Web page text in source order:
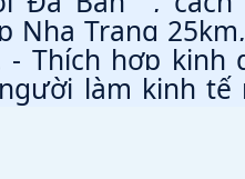
Nha Trang
- Thích hợp kinh
làm kinh tế